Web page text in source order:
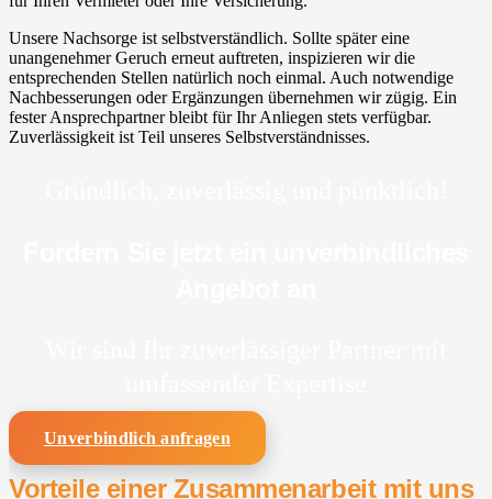
Unsere Nachsorge ist selbstverständlich. Sollte später eine
unangenehmer Geruch erneut auftreten, inspizieren wir die
entsprechenden Stellen natürlich noch einmal. Auch notwendige
Nachbesserungen oder Ergänzungen übernehmen wir zügig. Ein
fester Ansprechpartner bleibt für Ihr Anliegen stets verfügbar.
Zuverlässigkeit ist Teil unseres Selbstverständnisses.
Unverbindlich anfragen
Vorteile einer Zusammenarbeit mit uns